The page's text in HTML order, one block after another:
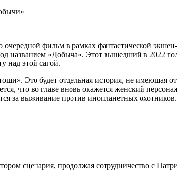
очередной фильм в рамках фантастической
названием «Добыча». Этот вышедший в 2022
над этой сагой.
Это будет отдельная история, не
что во главе вновь окажется женский
за выживание против инопланетных охотников.
сценария, продолжая сотрудничество с